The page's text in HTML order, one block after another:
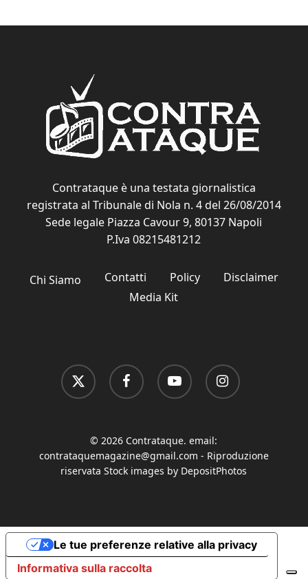
Contrataque è una testata giornalistica
registrata al Tribunale di Nola n. 4 del 26/08/2014
Sede legale Piazza Cavour 9, 80137 Napoli
P.Iva 08215481212
Chi Siamo Contatti Policy
Disclaimer
Media Kit
x-
twitter
facebook youtube instagram
© 2026 Contrataque. email:
contrataquemagazine@gmail.com - Riproduzione
riservata Stock images by DepositPhotos
Informativa sulla raccolta
Le tue preferenze relative alla privacy